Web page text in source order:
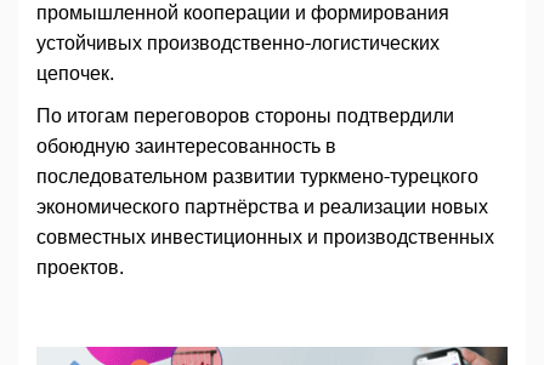
промышленной кооперации и формирования
устойчивых производственно-логистических
цепочек.
По итогам переговоров стороны подтвердили
обоюдную заинтересованность в
последовательном развитии туркмено-турецкого
экономического партнёрства и реализации новых
совместных инвестиционных и производственных
проектов.